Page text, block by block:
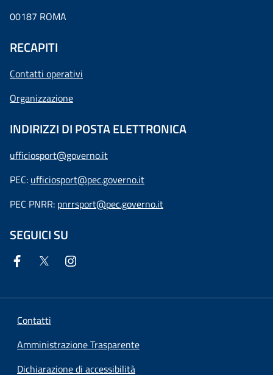
00187 ROMA
RECAPITI
Contatti operativi
Organizzazione
INDIRIZZI DI POSTA ELETTRONICA
ufficiosport@governo.it
PEC: ufficiosport@pec.governo.it
PEC PNRR: pnrrsport@pec.governo.it
SEGUICI SU
Contatti
Amministrazione Trasparente
Dichiarazione di accessibilità